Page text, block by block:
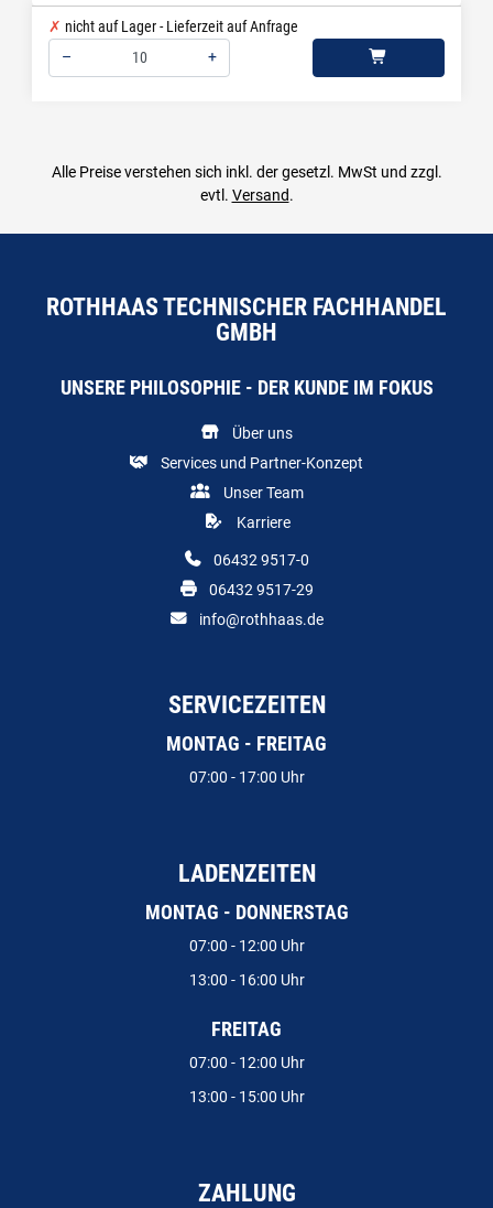
nicht auf Lager - Lieferzeit auf Anfrage
–
+
Alle Preise verstehen sich inkl. der gesetzl. MwSt und zzgl.
evtl. Versand.
ROTHHAAS TECHNISCHER FACHHANDEL
GMBH
UNSERE PHILOSOPHIE - DER KUNDE IM FOKUS
Über uns
Services und Partner-Konzept
Unser Team
Karriere
06432 9517-0
06432 9517-29
info@rothhaas.de
SERVICEZEITEN
MONTAG - FREITAG
07:00 - 17:00 Uhr
LADENZEITEN
MONTAG - DONNERSTAG
07:00 - 12:00 Uhr
13:00 - 16:00 Uhr
FREITAG
07:00 - 12:00 Uhr
13:00 - 15:00 Uhr
ZAHLUNG